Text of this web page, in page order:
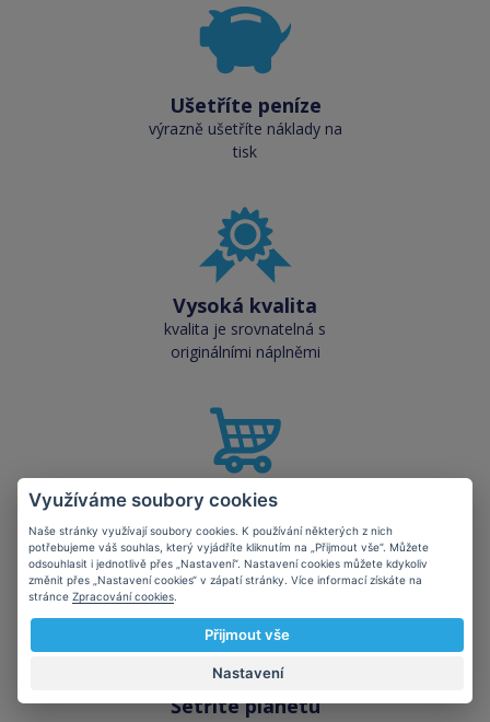
Ušetříte peníze
výrazně ušetříte náklady na
tisk
Vysoká kvalita
kvalita je srovnatelná s
originálními náplněmi
Skladem téměř vše
přes 50 000 skladových
zásob pro okamžitý odběr
Šetříte planetu
Využíváme soubory cookies
Naše stránky využívají soubory cookies. K používání některých z nich
potřebujeme váš souhlas, který vyjádříte kliknutím na „Přijmout vše“. Můžete
odsouhlasit i jednotlivě přes „Nastavení“. Nastavení cookies můžete kdykoliv
změnit přes „Nastavení cookies“ v zápatí stránky. Více informací získáte na
stránce Zpracování cookies
Přijmout vše
Nastavení